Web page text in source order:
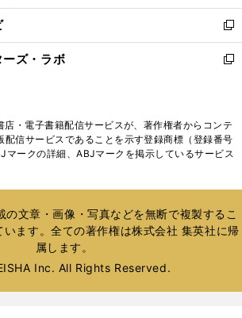
開
く
ウ
で
開
く
ン
ド
ウ
で
ウ
ィ
ン
ド
く
新
し
い
ド
ウ
で
ズ・ラボ
新
ィ
ン
ド
開
く
・電子書籍配信サービスが、著作権者からコンテ
配信サービスであることを示す登録商標（登録番号
ークの詳細、ABJマークを掲示しているサービス
の文章・画像・写真などを無断で複製するこ
います。全ての著作権は株式会社 集英社に帰
属します。
Inc. All Rights Reserved.